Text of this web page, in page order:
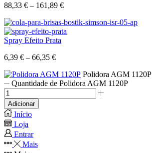
88,33 € – 161,89 €
Spray Efeito Prata
6,39 € – 66,35 €
Polidora AGM 1120P
Quantidade de Polidora AGM 1120P
Adicionar
Início
Loja
Entrar
Mais